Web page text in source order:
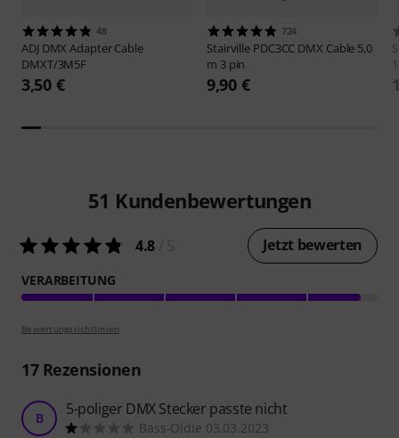
48
ADJ DMX Adapter Cable
DMXT/3M5F
3,50 €
724
Stairville PDC3CC DMX Cable 5,0
m 3 pin
9,90 €
51 Kundenbewertungen
4.8 Jetzt bewerten
VERARBEITUNG
Bewertungsrichtlinien
17Rezensionen
B 5-poliger DMX Stecker passte nicht
Bass-Oldie 03.03.2023